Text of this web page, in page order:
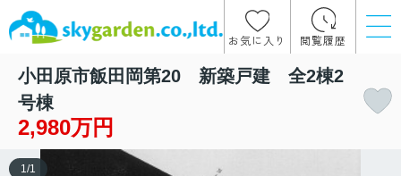
お気に入り 閲覧履歴
小田原市飯田岡第20 新築戸建 全2棟2
号棟
2,980万円
1 /1